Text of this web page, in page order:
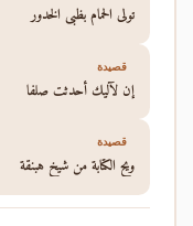
تولى الحمام بظبي الخدور
قصيدة
إن لآليك أحدثت صلفا
قصيدة
ويح الكتابة من شيخ هبنقة